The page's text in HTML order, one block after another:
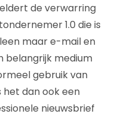
de verwarring
1.0 die is
maar e-mail en
belangrijk medium
gebruik van
dan ook een
nieuwsbrief